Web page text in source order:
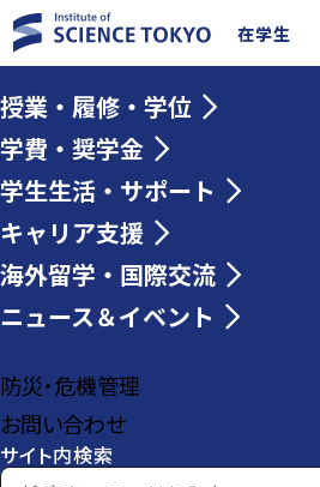
在学生
授業・履修・学位
学費・奨学金
学生生活・サポート
キャリア支援
海外留学・国際交流
ニュース＆イベント
防災・危機管理
お問い合わせ
サイト内検索